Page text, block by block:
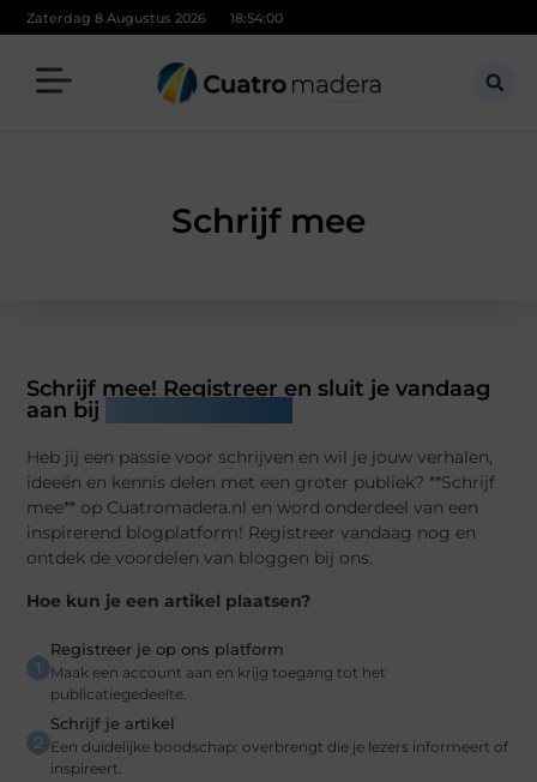
Zaterdag 8 Augustus 2026 18:54:00
Schrijf mee
Schrijf mee! Registreer en sluit je vandaag
aan bij
Heb jij een passie voor schrijven en wil je jouw verhalen,
ideeën en kennis delen met een groter publiek? **Schrijf
mee** op Cuatromadera.nl en word onderdeel van een
inspirerend blogplatform! Registreer vandaag nog en
ontdek de voordelen van bloggen bij ons.
Hoe kun je een artikel plaatsen?
Registreer je op ons platform
Maak een account aan en krijg toegang tot het
publicatiegedeelte.
Schrijf je artikel
Een duidelijke boodschap: overbrengt die je lezers informeert of
inspireert.